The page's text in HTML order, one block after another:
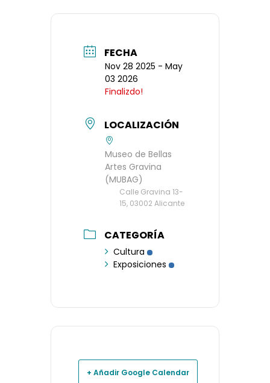
FECHA
Nov 28 2025 - May
03 2026
Finalizdo!
LOCALIZACIÓN
Museo de Bellas
Artes Gravina
(MUBAG)
Calle Gravina 13-
15, 03002 Alicante
CATEGORÍA
Cultura
Exposiciones
+ Añadir Google Calendar